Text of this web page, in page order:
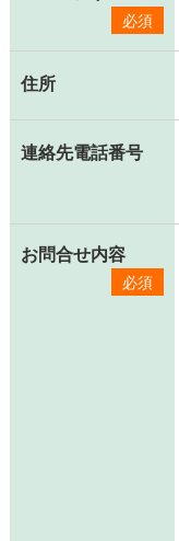
必須
住所
連絡先電話番号
お問合せ内容
必須